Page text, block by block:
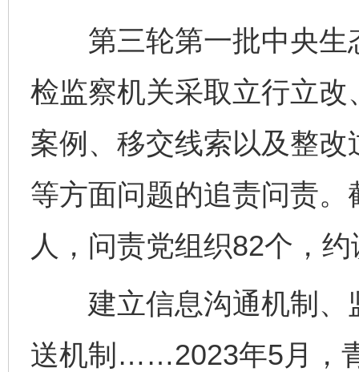
第三轮第一批中央生
检监察机关采取立行立
案例、移交线索以及整
等方面问题的追责问责
人，问责党组织82个，
建立信息沟通机制、
送机制……2023年5月，